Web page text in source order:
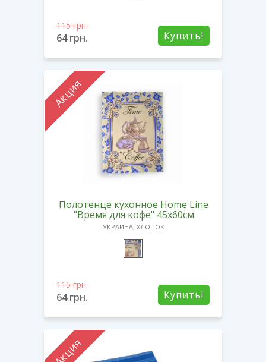
Купить!
115грн.
64грн.
Акция
Полотенце кухонное Home Line
"Время для кофе" 45х60см
УКРАИНА, ХЛОПОК
Купить!
115грн.
64грн.
Акция